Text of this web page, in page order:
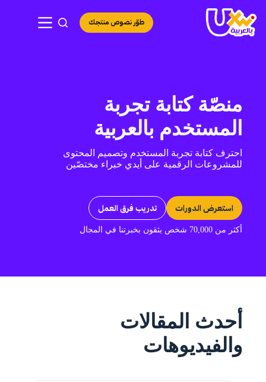
إلى
المحتوى
طوّر نصوص منتجك
منصّة كتابة تجربة
المستخدم بالعربية
احترف كتابة تجربة المستخدم وتصميم المحتوى
للمشروعات الرقمية على أيدي خبراء مختصّين
استعرض الدورات تدريب فرق العمل
أكثر من 70,000 شخص يثقون بخبرتنا في المجال
أحدث المقالات
والفيديوهات